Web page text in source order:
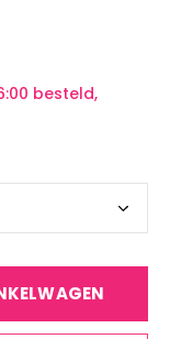
besteld,